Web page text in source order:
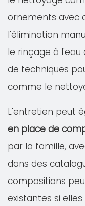
ornements avec
l'élimination
le rinçage à l'eau
de techniques
comme le
L'entretien peut
en place de
par la famille,
dans des
compositions
existantes si